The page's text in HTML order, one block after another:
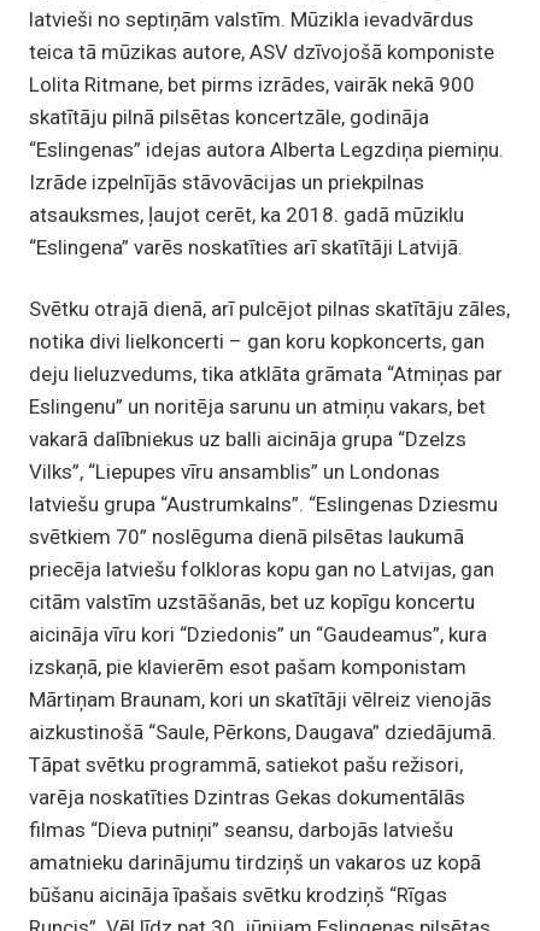
latvieši no septiņām valstīm. Mūzikla ievadvārdus
teica tā mūzikas autore, ASV dzīvojošā komponiste
Lolita Ritmane, bet pirms izrādes, vairāk nekā 900
skatītāju pilnā pilsētas koncertzāle, godināja
“Eslingenas” idejas autora Alberta Legzdiņa piemiņu.
Izrāde izpelnījās stāvovācijas un priekpilnas
atsauksmes, ļaujot cerēt, ka 2018. gadā mūziklu
“Eslingena” varēs noskatīties arī skatītāji Latvijā.
Svētku otrajā dienā, arī pulcējot pilnas skatītāju zāles,
notika divi lielkoncerti – gan koru kopkoncerts, gan
deju lieluzvedums, tika atklāta grāmata “Atmiņas par
Eslingenu” un noritēja sarunu un atmiņu vakars, bet
vakarā dalībniekus uz balli aicināja grupa “Dzelzs
Vilks”, “Liepupes vīru ansamblis” un Londonas
latviešu grupa “Austrumkalns”. “Eslingenas Dziesmu
svētkiem 70” noslēguma dienā pilsētas laukumā
priecēja latviešu folkloras kopu gan no Latvijas, gan
citām valstīm uzstāšanās, bet uz kopīgu koncertu
aicināja vīru kori “Dziedonis” un “Gaudeamus”, kura
izskaņā, pie klavierēm esot pašam komponistam
Mārtiņam Braunam, kori un skatītāji vēlreiz vienojās
aizkustinošā “Saule, Pērkons, Daugava” dziedājumā.
Tāpat svētku programmā, satiekot pašu režisori,
varēja noskatīties Dzintras Gekas dokumentālās
filmas “Dieva putniņi” seansu, darbojās latviešu
amatnieku darinājumu tirdziņš un vakaros uz kopā
būšanu aicināja īpašais svētku krodziņš “Rīgas